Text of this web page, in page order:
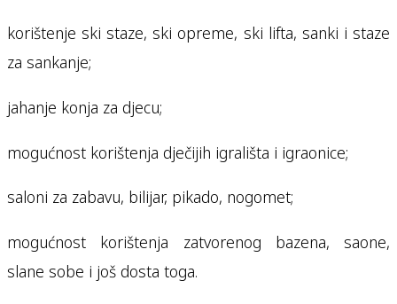
korištenje ski staze, ski opreme, ski lifta, sanki i staze
za sankanje;
jahanje konja za djecu;
mogućnost korištenja dječijih igrališta i igraonice;
saloni za zabavu, bilijar, pikado, nogomet;
mogućnost korištenja zatvorenog bazena, saone,
slane sobe i još dosta toga.